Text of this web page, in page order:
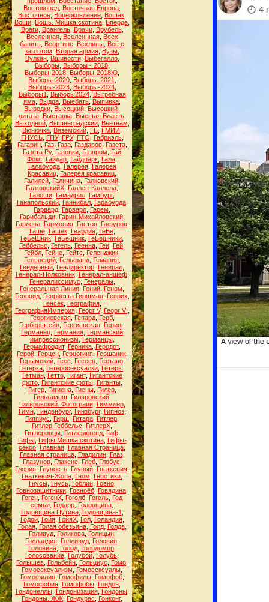
Востоковед Восточная Европа
Восточное Воцерковление Вошак
Воши Вошь. Мишка скотина Вперде
Враги, Врангель, Врачи, Врубель,
Вселенная, Вселеннная, Всех
банить Всортире Всхлипы Всё с
заглотом
Вторая армия Вузы
Вулкан, Вшивости, Выбегалло,
Выборы, Выборы - 2018,
Выборы-2018 Выборы-2018Ю
Выборы-2020, Выборы-2021
Выборы-2023, Выборы-2024,
Выборы1
Выборы2024, Выгребная
яма Выдра Выебать Выпивка
Выродки Высоцкий Высоцкий-
цитата, Выставка, Высшая Власть,
Выходной, Вышнеградский, Вьетнам
Вюнючка Вяземский ГБ ГМИИ
ГНУСЬ, ГПУ, ГРУ, ГТО Габриэль,
Гагарин, Газ, Газа, Газдаров, Газета,
Газета.Ру, Газовки Газпром
Гай
Фокс
Гайдар Гайдпарк Гала
Галабурда, Галерея, Галерея
Красавиц Галерея красавиц
Галилей Галичина Галковский
ГалковскийХ Галлен-Каллела
Галоши Гамадрил Гамбург,
Ганапольский, Ганнибал, Гарабурда,
Гарвард Гарварл Гарем
Гарибальди, Гарин-Михайловский,
Гарленд, Гармония, Гастон, Гафуров,
Гаше, Гашек, Гвардия, ГеБе,
ГеБеШник ГеБешник ГеБешники
Геббельс
Гегель Геенна Геи Гей
Гейбл Гейне Гейтс Геленджик
Гельвеций, Гельфанд, Гемания,
Гендерный Гендиректор Генерал
Генерал-Полковник, Генерал-аншеф,
Генералиссимус
Генералы,
Генеральная Линия Гений Геном
Геноцид, Генриетта Гиршман, Генрих
Генсек, География,
ГеографияИмперия, Георг V, Георг VI
Георгиевская, Гепард, Герб,
Герберштейн Гергиевская Геринг,
Германец Германия Германский
импрессионизм
Германцы,
Гермафродит, Герника Геродот,
Герой, Герцен, Герцогиня, Гершаник,
Герымский, Гесс Гессен, Гестапо,
Гетерка Гетеросексуалки Гетеры
Гетман, Гетто, Гигант, Гигантские
фото, Гигантские фоты, Гиганты,
Гигер, Гигиена, Гиены, Гилер,
Гильгамеш
Гиляровский,
Гиляровский. Фотограии, Гиммлер,
Гимн, Гинденбург, Гинзбург, Гипноз,
Гиппиус
Гирш Гитара Гитлер
Гитлер Геббельс
ГитлерХ
Гитлеровцы, Гитлерюгенд, Гиф,
Гифы, Гифы Мишка скотина, Гифы-
сексо Главная Главная Страница
Главная страница, Гладилин, Глаз,
Глазунов, Глакенс Глеб, Глобус
Глория Глупость Глупый Гнаткевич
Гнаткевич-Жопа Гном Гностики
Гнусы, Гнусь, Гоблин, Говно,
Говнозащитники Говноёб Говядина
Гоген ГогенХ Гоголб Гоголь Год
семьи Годарр Годовщина
Годовщина Путина, Годовщина-1
Годой, Гойя, ГойяХ, Гол, Голандия,
Голая, Голая обезьяна, Голд, Голда,
Голивуд, Голикова, Голицын,
Голландия Голливуд Головин
Головина Голод Голодомор
Голосование Голубой Голубь
Голышев Гольбейн Гольциус Гомо
Гомосексуализм
Гомосексуалы
Гомофилия, Гомофилы, Гомофоб,
Гомофобия Гомофобы Гондон
Гондонеллы, Гондонизация, Гондоны,
Гондоны. ЖЖ Гондурас Гонконг,